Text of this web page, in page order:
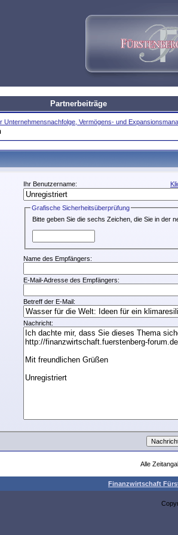
Partnerbeiträge
Vermögens- und
Ihr Benutzername:
Grafische Sicherheitsüberprüfung
Bitte geben Sie die sechs Zeichen, die Sie in der
Name des Empfängers:
E-Mail-Adresse des Empfängers:
Betreff der E-Mail:
Nachricht:
Alle
Finanzwirtschaft